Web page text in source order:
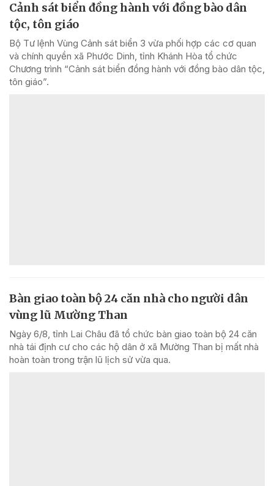
Cảnh sát biển đồng hành với đồng bào dân
tộc, tôn giáo
Bộ Tư lệnh Vùng Cảnh sát biển 3 vừa phối hợp các cơ quan
và chính quyền xã Phước Dinh, tỉnh Khánh Hòa tổ chức
Chương trình “Cảnh sát biển đồng hành với đồng bào dân tộc,
tôn giáo”.
Bàn giao toàn bộ 24 căn nhà cho người dân
vùng lũ Mường Than
Ngày 6/8, tỉnh Lai Châu đã tổ chức bàn giao toàn bộ 24 căn
nhà tái định cư cho các hộ dân ở xã Mường Than bị mất nhà
hoàn toàn trong trận lũ lịch sử vừa qua.